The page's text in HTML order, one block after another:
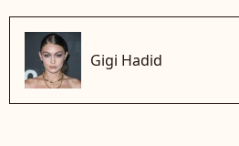
Gigi Hadid